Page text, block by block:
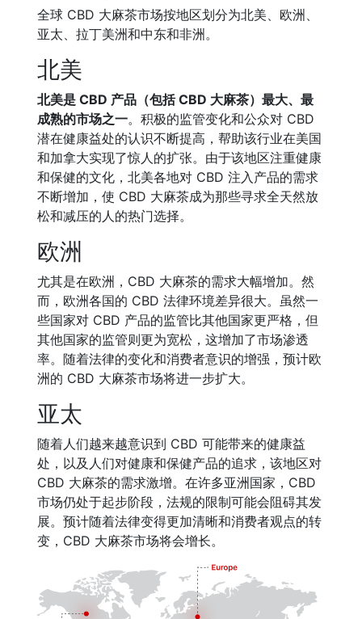
全球 CBD 大麻茶市场按地区划分为北美、欧洲、
亚太、拉丁美洲和中东和非洲。
北美
北美是 CBD 产品（包括 CBD 大麻茶）最大、最
成熟的市场之一。积极的监管变化和公众对 CBD
潜在健康益处的认识不断提高，帮助该行业在美国
和加拿大实现了惊人的扩张。由于该地区注重健康
和保健的文化，北美各地对 CBD 注入产品的需求
不断增加，使 CBD 大麻茶成为那些寻求全天然放
松和减压的人的热门选择。
欧洲
尤其是在欧洲，CBD 大麻茶的需求大幅增加。然
而，欧洲各国的 CBD 法律环境差异很大。虽然一
些国家对 CBD 产品的监管比其他国家更严格，但
其他国家的监管则更为宽松，这增加了市场渗透
率。随着法律的变化和消费者意识的增强，预计欧
洲的 CBD 大麻茶市场将进一步扩大。
亚太
随着人们越来越意识到 CBD 可能带来的健康益
处，以及人们对健康和保健产品的追求，该地区对
CBD 大麻茶的需求激增。在许多亚洲国家，CBD
市场仍处于起步阶段，法规的限制可能会阻碍其发
展。预计随着法律变得更加清晰和消费者观点的转
变，CBD 大麻茶市场将会增长。